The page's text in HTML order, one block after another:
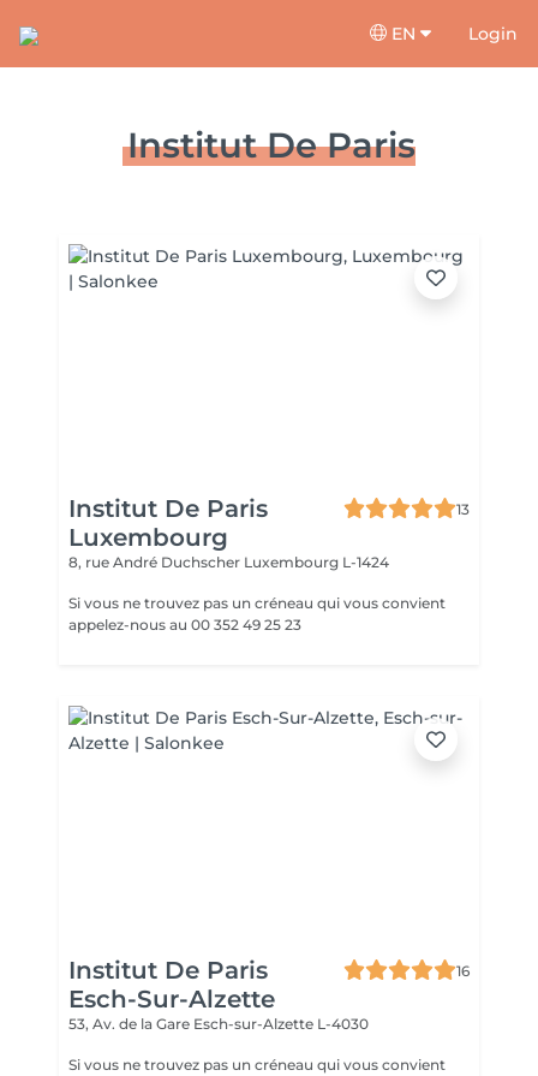
EN Login
Institut De Paris
Institut De Paris
Luxembourg
13
8, rue André Duchscher Luxembourg L-1424
Si vous ne trouvez pas un créneau qui vous convient
appelez-nous au 00 352 49 25 23
Institut De Paris
Esch-Sur-Alzette
16
53, Av. de la Gare Esch-sur-Alzette L-4030
Si vous ne trouvez pas un créneau qui vous convient